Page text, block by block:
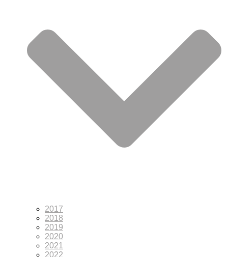
2017
2018
2019
2020
2021
2022